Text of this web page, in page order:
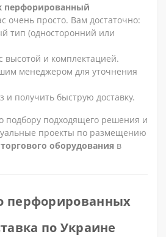
перфорированный
очень просто. Вам достаточно:
тип (односторонний или
высотой и комплектацией.
менеджером для уточнения
и получить быструю доставку.
подбору подходящего решения и
проекты по размещению
оборудования в
перфорированных
по Украине